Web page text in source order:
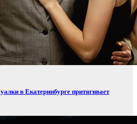
в Екатеринбурге притягивает